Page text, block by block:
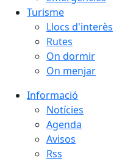
Turisme
Llocs d'interès
Rutes
On dormir
On menjar
Informació
Notícies
Agenda
Avisos
Rss